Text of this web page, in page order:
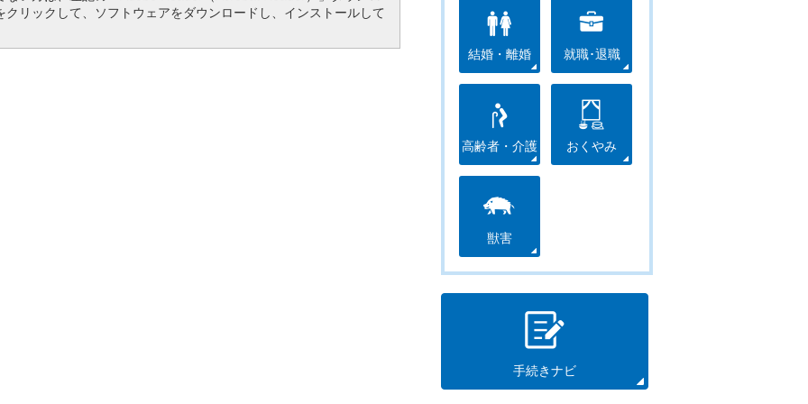
クリックして、ソフトウェアをダウンロードし、インストールして
結婚・離婚 就職･退職
高齢者・介護 おくやみ
獣害
手続きナビ